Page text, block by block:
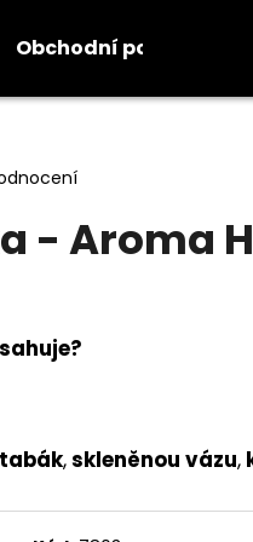
Obchodní podmínky
- Aroma
tabák,skleněnou vázu,